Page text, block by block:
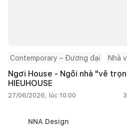
Contemporary – Đương đại Nhà
Ngơi House - Ngôi nhà "vẽ
HIEUHOUSE
27/06/2026, lúc 10:00 3
NNA Design